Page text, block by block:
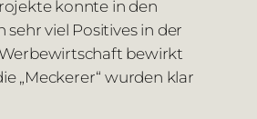
konnte in den
sehr viel Positives in der
bewirkt
„Meckerer“ wurden klar